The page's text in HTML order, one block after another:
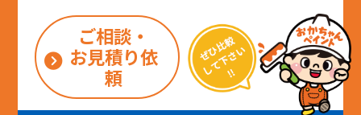
ご相談・
お見積り依
頼